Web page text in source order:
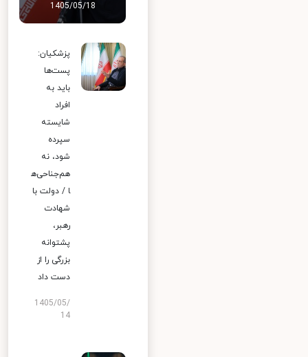
1405/05/18
پزشکیان:
پست‌ها
باید به
افراد
شایسته
سپرده
شود، نه
هم‌جناحی‌ه
ا / دولت با
شهادت
رهبر،
پشتوانه
بزرگی را از
دست داد
1405/05/
14